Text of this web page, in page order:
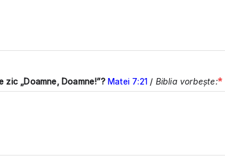
zic „Doamne, Doamne!”? Matei 7:21 / Biblia vorbește:*